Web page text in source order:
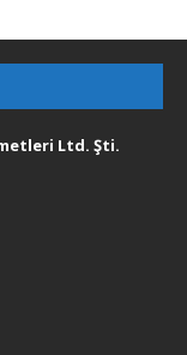
Ltd. Şti.